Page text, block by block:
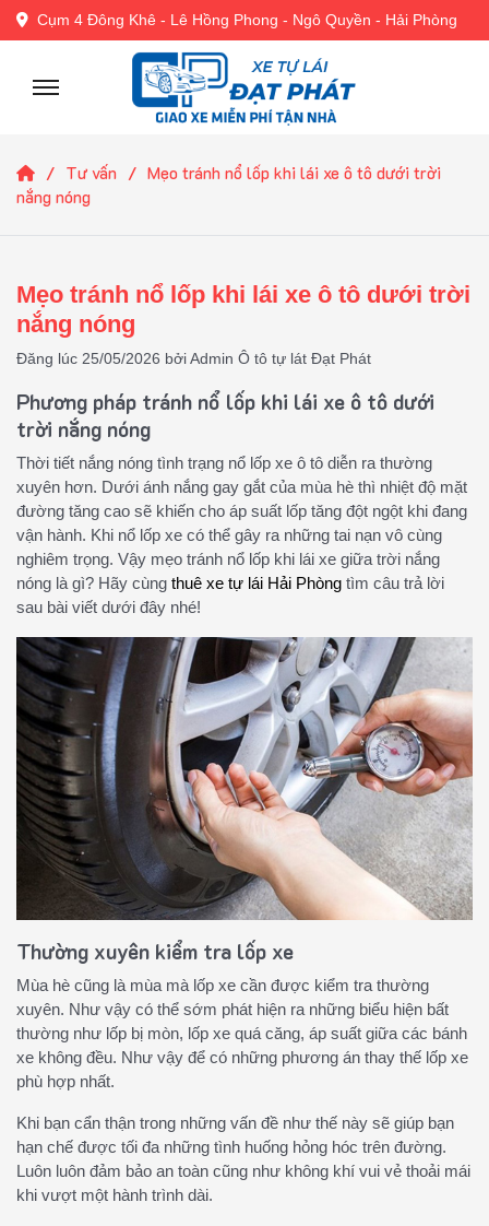
Cụm 4 Đông Khê - Lê Hồng Phong - Ngô Quyền - Hải Phòng
Tư vấn
Mẹo tránh nổ lốp khi lái xe ô tô dưới trời
nắng nóng
Mẹo tránh nổ lốp khi lái xe ô tô dưới trời
nắng nóng
Đăng lúc 25/05/2026 bởi Admin Ô tô tự lát Đạt Phát
Phương pháp tránh nổ lốp khi lái xe ô tô dưới
trời nắng nóng
Thời tiết nắng nóng tình trạng nổ lốp xe ô tô diễn ra thường
xuyên hơn. Dưới ánh nắng gay gắt của mùa hè thì nhiệt độ mặt
đường tăng cao sẽ khiến cho áp suất lốp tăng đột ngột khi đang
vận hành. Khi nổ lốp xe có thể gây ra những tai nạn vô cùng
nghiêm trọng. Vậy mẹo tránh nổ lốp khi lái xe giữa trời nắng
nóng là gì? Hãy cùng thuê xe tự lái Hải Phòng tìm câu trả lời
sau bài viết dưới đây nhé!
Thường xuyên kiểm tra lốp xe
Mùa hè cũng là mùa mà lốp xe cần được kiểm tra thường
xuyên. Như vậy có thể sớm phát hiện ra những biểu hiện bất
thường như lốp bị mòn, lốp xe quá căng, áp suất giữa các bánh
xe không đều. Như vậy để có những phương án thay thế lốp xe
phù hợp nhất.
Khi bạn cẩn thận trong những vấn đề như thế này sẽ giúp bạn
hạn chế được tối đa những tình huống hỏng hóc trên đường.
Luôn luôn đảm bảo an toàn cũng như không khí vui vẻ thoải mái
khi vượt một hành trình dài.